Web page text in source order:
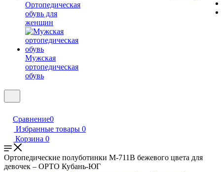
Ортопедическая
обувь для
женщин
Мужская
ортопедическая
обувь
Сравнение0
Избранные товары 0
Корзина 0
Ортопедические полуботинки М-711В бежевого цвета для
девочек – ОРТО Кубань-ЮГ